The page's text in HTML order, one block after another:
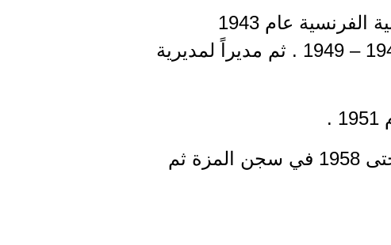
تسلم عدة مسؤوليات حزبية كان أولها مدير مديرية في الكلية العلمانية الفرنسية عام 1943
بطرطوس ومسؤولاً اذاعياً واعلامياً في ناحية القمصية والشيخ بدر 1946 – 1949 . ثم مديراً لمديرية
سجن بسبب نشاطه الحزبي عام 1946 في اللاذقية وفي عام 1955 حتى 1958 في سجن المزة ثم